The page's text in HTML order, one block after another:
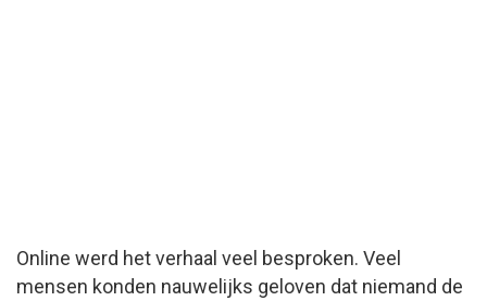
Online werd het verhaal veel besproken. Veel
mensen konden nauwelijks geloven dat niemand de